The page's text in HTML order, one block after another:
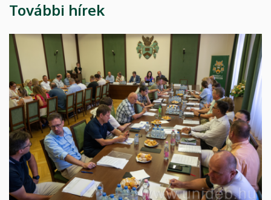
További hírek